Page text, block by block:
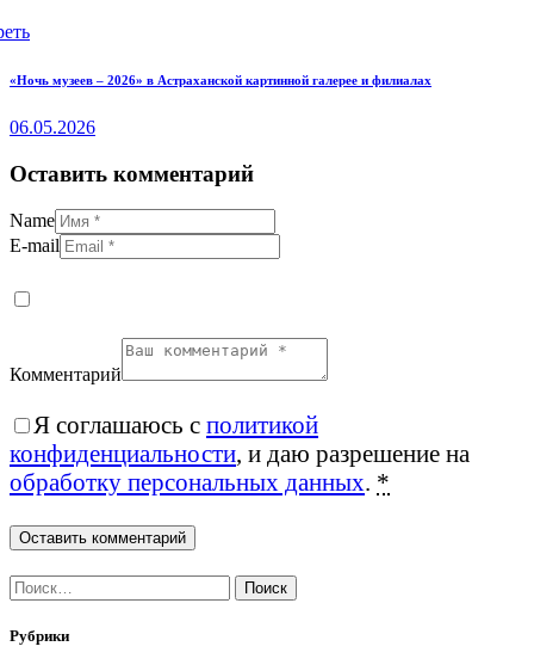
«Ночь музеев – 2026» в Астраханской картинной галерее и филиалах
06.05.2026
Оставить комментарий
Name
E-mail
Комментарий
Я соглашаюсь с политикой
конфиденциальности, и даю разрешение на
обработку персональных данных. *
Найти:
Рубрики